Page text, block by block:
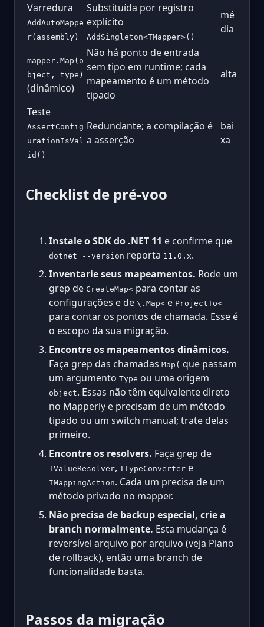
Varredura
AddAutoMappe
r(assembly)
Substituída por registro
explícito
AddSingleton<TMapper>()
mé
dia
mapper.Map(o
bject, type)
(dinâmico)
Não há ponto de entrada
sem tipo em runtime; cada
mapeamento é um método
tipado
alta
Teste
AssertConfig
urationIsVal
id()
Redundante; a compilação é
a asserção
bai
xa
Checklist de pré-voo
Instale o SDK do .NET 11 e confirme que
dotnet --version reporta 11.0.x.
Inventarie seus mapeamentos. Rode um
grep de CreateMap< para contar as
configurações e de \.Map< e ProjectTo<
para contar os pontos de chamada. Esse é
o escopo da sua migração.
Encontre os mapeamentos dinâmicos.
Faça grep das chamadas Map( que passam
um argumento Type ou uma origem
object. Essas não têm equivalente direto
no Mapperly e precisam de um método
tipado ou um switch manual; trate delas
primeiro.
Encontre os resolvers. Faça grep de
IValueResolver, ITypeConverter e
IMappingAction. Cada um precisa de um
método privado no mapper.
Não precisa de backup especial, crie a
branch normalmente. Esta mudança é
reversível arquivo por arquivo (veja Plano
de rollback), então uma branch de
funcionalidade basta.
Passos da migração